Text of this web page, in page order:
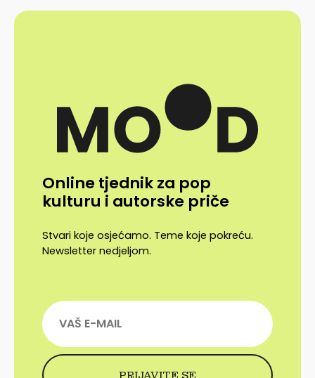
Online tjednik za pop
kulturu i autorske priče
Stvari koje osjećamo. Teme koje pokreću.
Newsletter nedjeljom.